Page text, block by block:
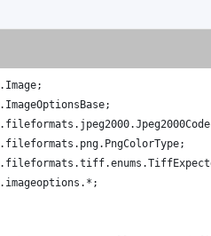
. Image;
. ImageOptionsBase;
. fileformats . jpeg2000.
. fileformats . png. PngColorType;
. fileformats .tiff.enums .
. imageoptions .*;